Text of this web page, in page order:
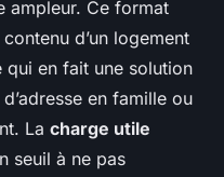
ampleur. Ce format
d’un logement
en fait une solution
en famille ou
La charge utile
seuil à ne pas